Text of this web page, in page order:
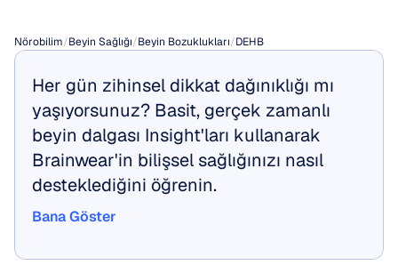
Nörobilim/Beyin Sağlığı/Beyin Bozuklukları/DEHB
Her gün zihinsel dikkat dağınıklığı mı
yaşıyorsunuz? Basit, gerçek zamanlı
beyin dalgası Insight'ları kullanarak
Brainwear'in bilişsel sağlığınızı nasıl
desteklediğini öğrenin.
Bana Göster